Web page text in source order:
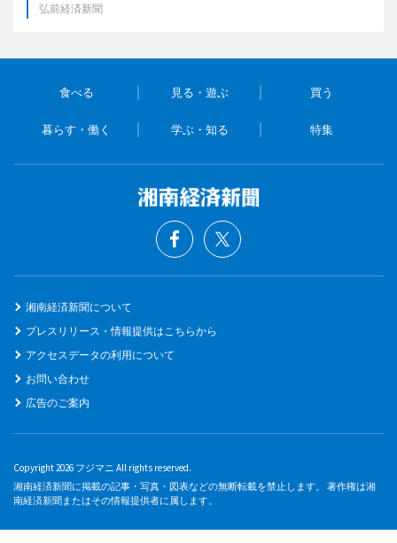
弘前経済新聞
食べる 見る・遊ぶ 買う
暮らす・働く 学ぶ・知る 特集
湘南経済新聞について
プレスリリース・情報提供はこちらから
アクセスデータの利用について
お問い合わせ
広告のご案内
Copyright 2026 フジマニ All rights reserved.
湘南経済新聞に掲載の記事・写真・図表などの無断転載を禁止します。 著作権は湘
南経済新聞またはその情報提供者に属します。